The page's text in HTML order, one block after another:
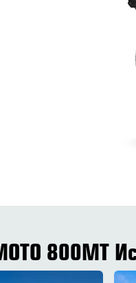
800MT